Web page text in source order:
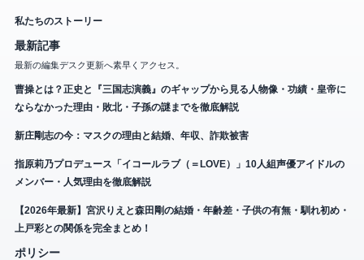
私たちのストーリー
最新記事
最新の編集デスク更新へ素早くアクセス。
曹操とは？正史と『三国志演義』のギャップから見る人物像・功績・皇帝に
ならなかった理由・敗北・子孫の謎までを徹底解説
新庄剛志の今：マスクの理由と結婚、年収、詐欺被害
指原莉乃プロデュース「イコールラブ（＝LOVE）」10人組声優アイドルの
メンバー・人気理由を徹底解説
【2026年最新】宮沢りえと森田剛の結婚・年齢差・子供の有無・馴れ初め・
上戸彩との関係を完全まとめ！
ポリシー